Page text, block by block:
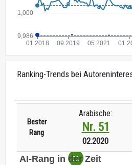
Ranking-Trends bei
Bester
Rang
Arabische:
Nr. 51
02.2020